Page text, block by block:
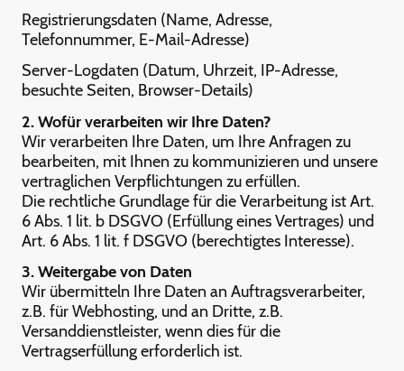
Registrierungsdaten (Name, Adresse,
Telefonnummer, E-Mail-Adresse)
Server-Logdaten (Datum, Uhrzeit, IP-Adresse,
besuchte Seiten, Browser-Details)
2. Wofür verarbeiten wir Ihre Daten?
Wir verarbeiten Ihre Daten, um Ihre Anfragen zu
bearbeiten, mit Ihnen zu kommunizieren und unsere
vertraglichen Verpflichtungen zu erfüllen.
Die rechtliche Grundlage für die Verarbeitung ist Art.
6 Abs. 1 lit. b DSGVO (Erfüllung eines Vertrages) und
Art. 6 Abs. 1 lit. f DSGVO (berechtigtes Interesse).
3. Weitergabe von Daten
Wir übermitteln Ihre Daten an Auftragsverarbeiter,
z.B. für Webhosting, und an Dritte, z.B.
Versanddienstleister, wenn dies für die
Vertragserfüllung erforderlich ist.